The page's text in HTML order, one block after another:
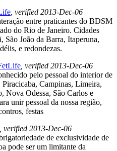
, verified 2013-Dec-06
entre praticantes do BDSM
do Rio de Janeiro. Cidades
São João da Barra, Itaperuna,
e redondezas.
, verified 2013-Dec-06
pelo pessoal do interior de
Piracicaba, Campinas, Limeira,
Nova Odessa, São Carlos e
unir pessoal da nossa região,
festas
, verified 2013-Dec-06
de exclusividade de
pode ser um limitante da